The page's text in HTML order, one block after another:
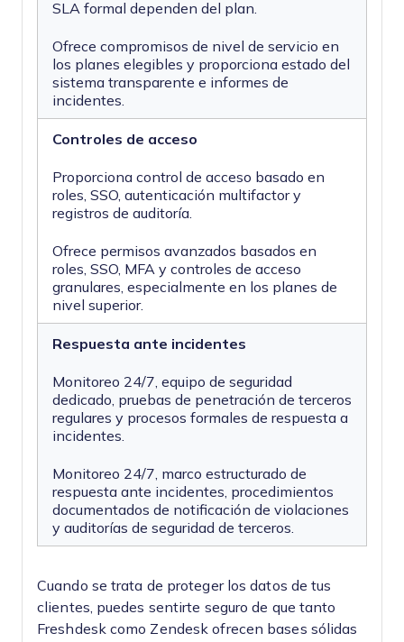
SLA formal dependen del plan.
Ofrece compromisos de nivel de servicio en
los planes elegibles y proporciona estado del
sistema transparente e informes de
incidentes.
Controles de acceso
Proporciona control de acceso basado en
roles, SSO, autenticación multifactor y
registros de auditoría.
Ofrece permisos avanzados basados en
roles, SSO, MFA y controles de acceso
granulares, especialmente en los planes de
nivel superior.
Respuesta ante incidentes
Monitoreo 24/7, equipo de seguridad
dedicado, pruebas de penetración de terceros
regulares y procesos formales de respuesta a
incidentes.
Monitoreo 24/7, marco estructurado de
respuesta ante incidentes, procedimientos
documentados de notificación de violaciones
y auditorías de seguridad de terceros.
Cuando se trata de proteger los datos de tus
clientes, puedes sentirte seguro de que tanto
Freshdesk como Zendesk ofrecen bases sólidas